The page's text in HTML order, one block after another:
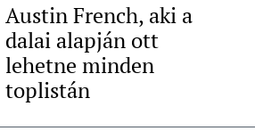
Austin French, aki a
dalai alapján ott
lehetne minden
toplistán